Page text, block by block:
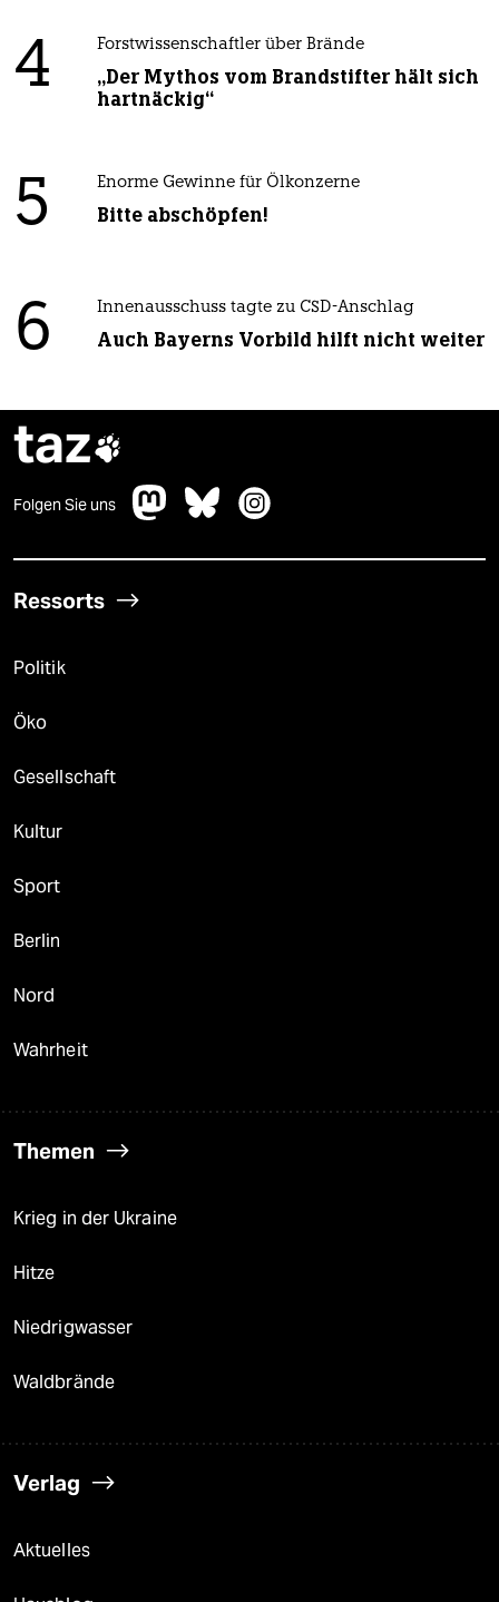
4 Forstwissenschaftler über Brände
„Der Mythos vom Brandstifter hält sich
hartnäckig“
5 Enorme Gewinne für Ölkonzerne
Bitte abschöpfen!
6 Innenausschuss tagte zu CSD-Anschlag
Auch Bayerns Vorbild hilft nicht weiter
taz
Folgen Sie uns
Ressorts
Politik
Öko
Gesellschaft
Kultur
Sport
Berlin
Nord
Wahrheit
Themen
Krieg in der Ukraine
Hitze
Niedrigwasser
Waldbrände
Verlag
Aktuelles